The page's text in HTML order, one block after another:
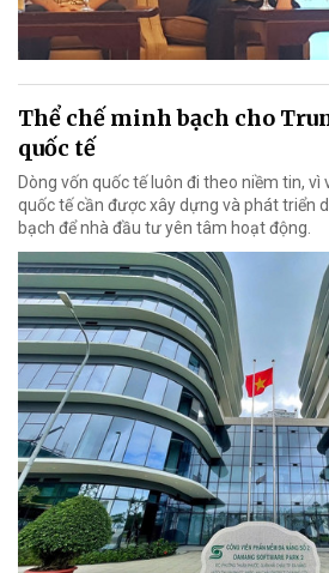
Thể chế minh bạch cho
quốc tế
Dòng vốn quốc tế luôn đi theo niềm tin,
quốc tế cần được xây dựng và phát triển
bạch để nhà đầu tư yên tâm hoạt động.